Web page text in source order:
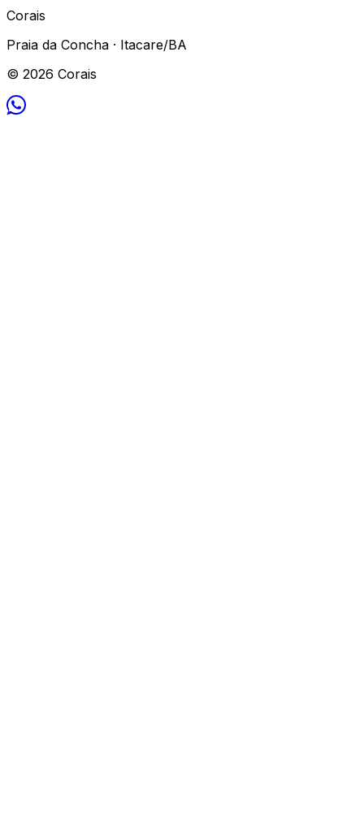
Corais
Praia da Concha · Itacare/BA
© 2026 Corais